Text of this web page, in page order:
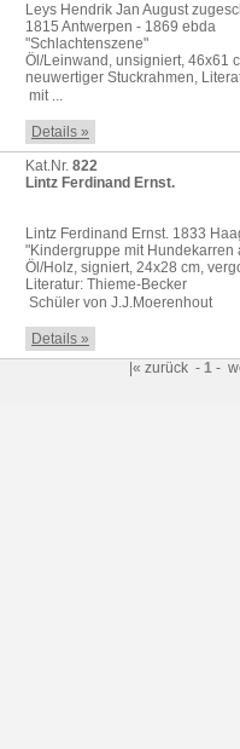
Leys Hendrik Jan August
1815 Antwerpen - 1869 ebda
"Schlachtenszene"
Öl/Leinwand, unsigniert, 46x61
neuwertiger Stuckrahmen,
mit ...
Details »
Kat.Nr. 822
Lintz Ferdinand Ernst.
Lintz Ferdinand Ernst. 1833
"Kindergruppe mit Hundekarren
Öl/Holz, signiert, 24x28 cm,
Literatur: Thieme-Becker
 Schüler von J.J.Moerenhout
Details »
|« zurück - 1 -